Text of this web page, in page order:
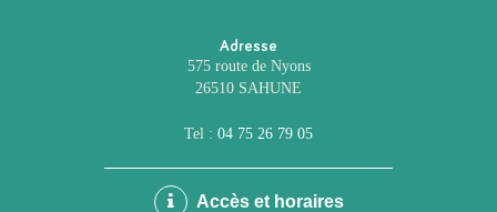
Adresse
575 route de Nyons
26510 SAHUNE
Tel : 04 75 26 79 05
Accès et horaires